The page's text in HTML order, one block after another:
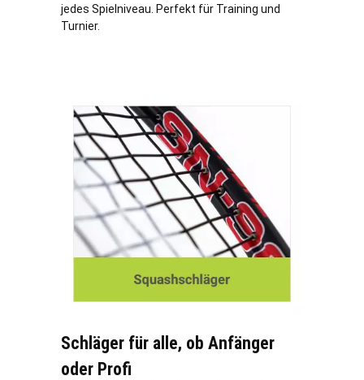
jedes Spielniveau. Perfekt für Training und
Turnier.
Schläger für alle, ob Anfänger
oder Profi